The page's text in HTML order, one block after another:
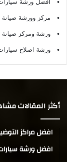
مركز وورشة
ورشة ومركز
ورشة اصلاح
أكثر المقالات
افضل مراكز
افضل ورشة